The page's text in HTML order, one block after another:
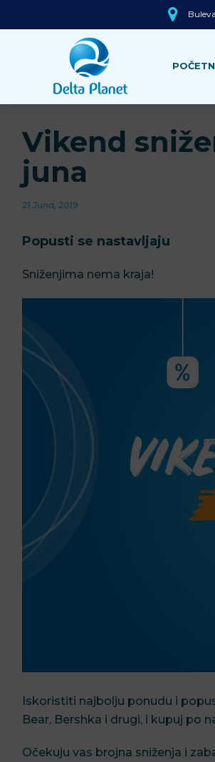
Vikend
juna
21 Juna, 2019
Popusti se nastavljaju
Sniženjima nema kraja!
Iskoristiti najbolju ponudu i
Bear, Bershka i drugi, i kupuj po
Očekuju vas brojna sniženja i